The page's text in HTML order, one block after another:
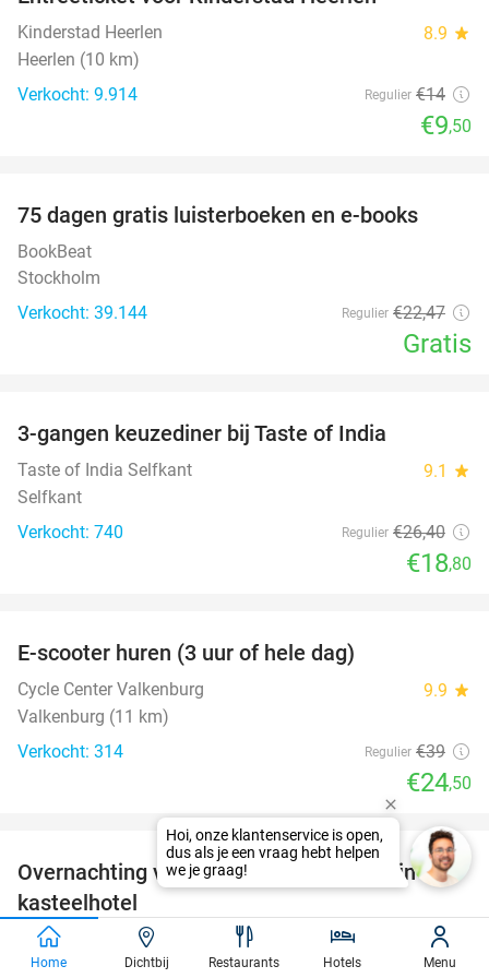
Kinderstad Heerlen 8.9 star
Heerlen (10 km)
Verkocht: 9.914
Regulier €14
€9,50
75 dagen gratis luisterboeken en e-books
BookBeat
Stockholm
Verkocht: 39.144
Regulier €22,47
Gratis
3-gangen keuzediner bij Taste of India
Taste of India Selfkant 9.1 star
Selfkant
Verkocht: 740
Regulier €26,40
€18,80
E-scooter huren (3 uur of hele dag)
Cycle Center Valkenburg 9.9 star
Valkenburg (11 km)
Verkocht: 314
Regulier €39
€24,50
48%
Overnachting voor 2 + ontbijt met cava in een
kasteelhotel
Château De Looz 9.3
Borgloon
Home Dichtbij Restaurants Hotels Menu